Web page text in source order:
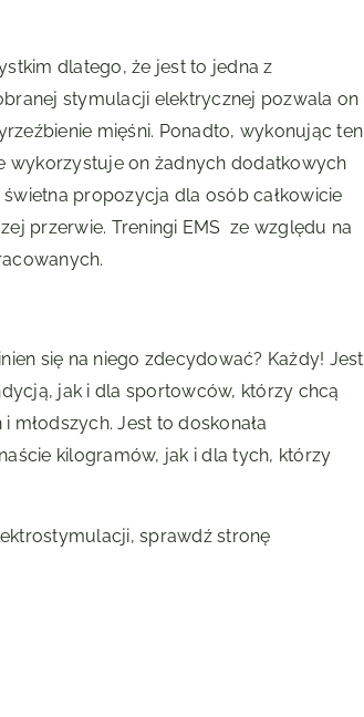
dlatego, że jest to jedna z
stymulacji elektrycznej pozwala on
mięśni. Ponadto, wykonując ten
wykorzystuje on żadnych dodatkowych
propozycja dla osób całkowicie
przerwie. Treningi EMS ze względu na
się na niego zdecydować? Każdy! Jest
jak i dla sportowców, którzy chcą
Jest to doskonała
kilogramów, jak i dla tych, którzy
sprawdź stronę